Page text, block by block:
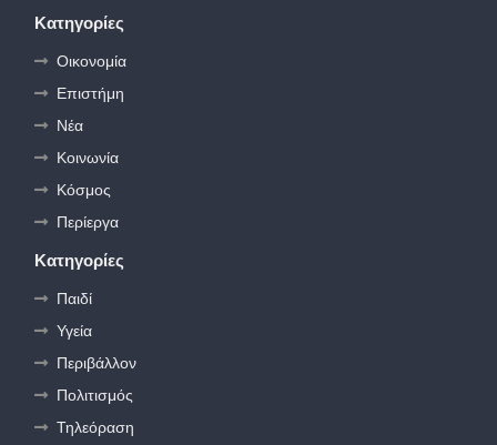
Κατηγορίες
Οικονομία
Επιστήμη
Νέα
Κοινωνία
Κόσμος
Περίεργα
Κατηγορίες
Παιδί
Υγεία
Περιβάλλον
Πολιτισμός
Τηλεόραση